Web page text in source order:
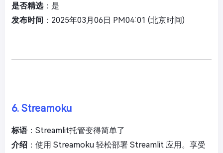
是否精选：是
发布时间 ：2025年03月06日 PM04:01 (北京时间)
6. Streamoku
标语：Streamlit托管变得简单了
介绍 ：使用 Streamoku 轻松部署 Streamlit 应用。享受